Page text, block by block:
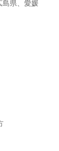
島県、愛媛